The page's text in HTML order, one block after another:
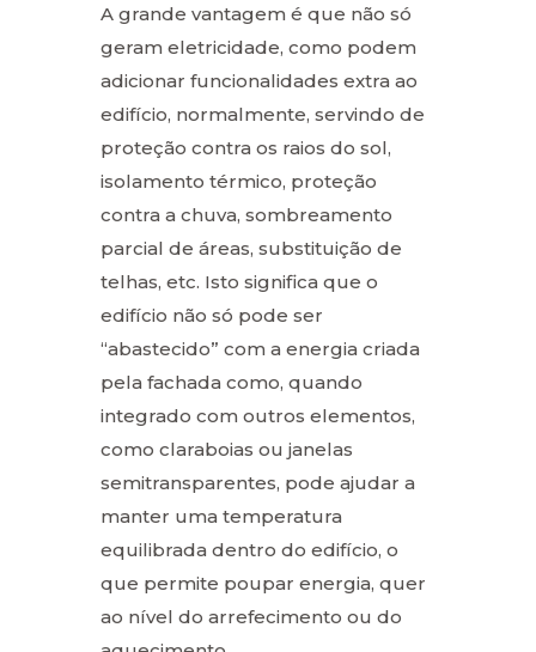
A grande vantagem é que não só
geram eletricidade, como podem
adicionar funcionalidades extra ao
edifício, normalmente, servindo de
proteção contra os raios do sol,
isolamento térmico, proteção
contra a chuva, sombreamento
parcial de áreas, substituição de
telhas, etc. Isto significa que o
edifício não só pode ser
“abastecido” com a energia criada
pela fachada como, quando
integrado com outros elementos,
como claraboias ou janelas
semitransparentes, pode ajudar a
manter uma temperatura
equilibrada dentro do edifício, o
que permite poupar energia, quer
ao nível do arrefecimento ou do